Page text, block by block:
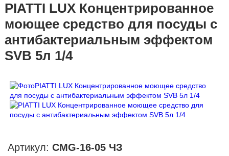
PIATTI LUX Концентрированное
моющее средство для посуды с
антибактериальным эффектом
SVB 5л 1/4
Артикул: CMG-16-05 ЧЗ